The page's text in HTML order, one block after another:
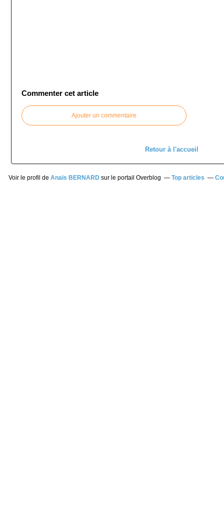
Commenter cet article
Ajouter un commentaire
Retour à l'accueil
Voir le profil de Anaïs BERNARDsur le portail Overblog Top articles